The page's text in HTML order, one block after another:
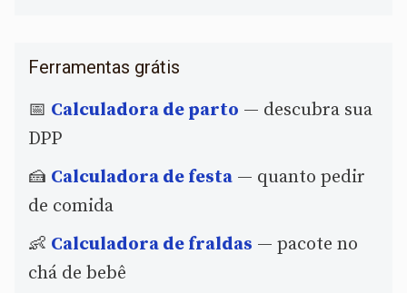
Ferramentas grátis
📅 Calculadora de parto — descubra sua
DPP
🍰 Calculadora de festa — quanto pedir
de comida
👶 Calculadora de fraldas — pacote no
chá de bebê